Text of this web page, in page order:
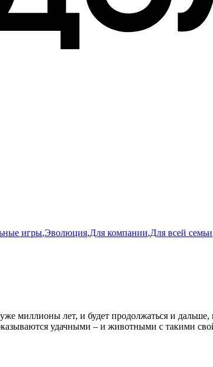
игры,Эволюция,Для компании,Для всей семьи
миллионы лет, и будет продолжаться и
удачными – и животными с такими